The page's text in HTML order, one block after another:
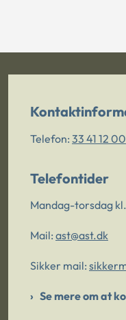
Telefon: 33 41 12 00
Telefontider
Mandag-torsdag
Mail: ast@ast.dk
Sikker mail:
Se mere om at